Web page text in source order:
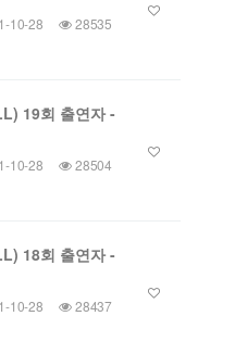
10-28 28535
19회 출연자 -
10-28 28504
18회 출연자 -
10-28 28437